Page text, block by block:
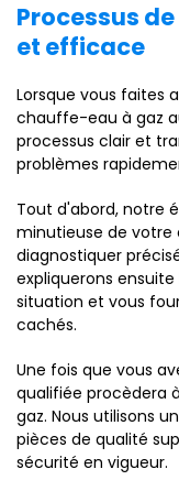
Processus
et efficace
Lorsque vous faites
chauffe-eau à gaz
processus clair et
problèmes
Tout d'abord, notre
minutieuse de
diagnostiquer
expliquerons
situation et vous
cachés.
Une fois que vous
qualifiée procèdera
gaz. Nous utilisons
pièces de qualité
sécurité en vigueur.